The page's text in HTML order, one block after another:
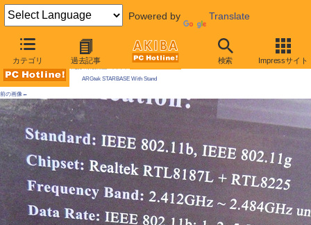
Powered by Translate
カテゴリ 過去記事 検索 Impressサイト
AKIBA PC Hotline! 2009年12月19日号
ARGtek STARBASE With Stand
前の画像←